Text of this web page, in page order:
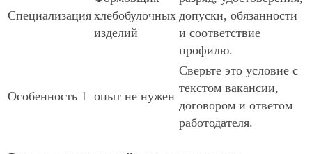
Специализация хлебобулочных
изделий
допуски, обязанности
и соответствие
профилю.
Особенность 1 опыт не нужен
Сверьте это условие с
текстом вакансии,
договором и ответом
работодателя.